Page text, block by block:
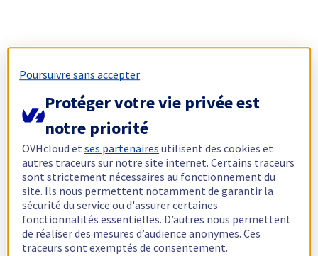
Poursuivre sans accepter
Protéger votre vie privée est
notre priorité
OVHcloud etses partenaires utilisent des cookies et
autres traceurs sur notre site internet. Certains traceurs
sont strictement nécessaires au fonctionnement du
site. Ils nous permettent notamment de garantir la
sécurité du service ou d'assurer certaines
fonctionnalités essentielles. D’autres nous permettent
de réaliser des mesures d’audience anonymes. Ces
traceurs sont exemptés de consentement.